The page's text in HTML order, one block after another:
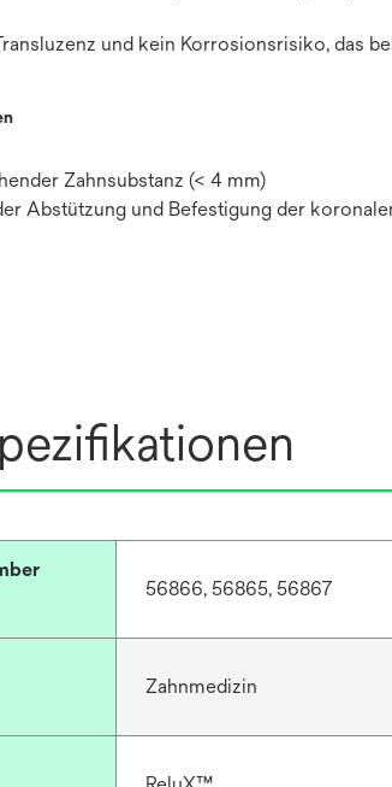
und kein Korrosionsrisiko, das
Zahnsubstanz (< 4 mm)
Abstützung und Befestigung der
56866, 56865, 56867
Zahnmedizin